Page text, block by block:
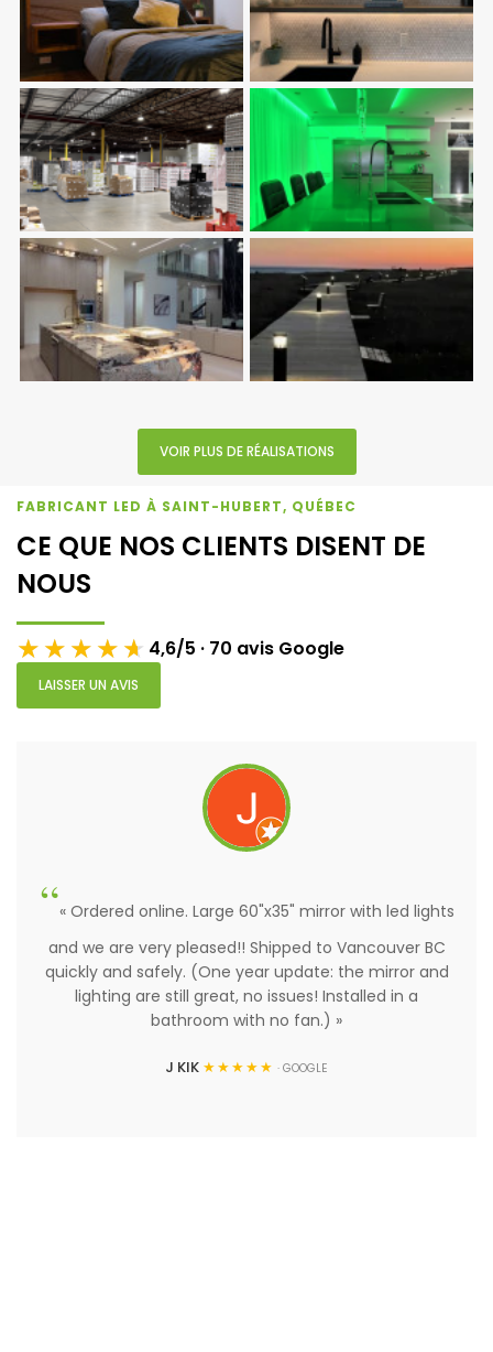
VOIR PLUS DE RÉALISATIONS
FABRICANT LED À SAINT-HUBERT, QUÉBEC
CE QUE NOS CLIENTS DISENT DE
NOUS
★★★★★
★★★★★ 4,6/5 · 70 avis Google
LAISSER UN AVIS
« Ordered online. Large 60"x35" mirror with led lights
and we are very pleased!! Shipped to Vancouver BC
quickly and safely. (One year update: the mirror and
lighting are still great, no issues! Installed in a
bathroom with no fan.) »
J KIK ★★★★★ · GOOGLE